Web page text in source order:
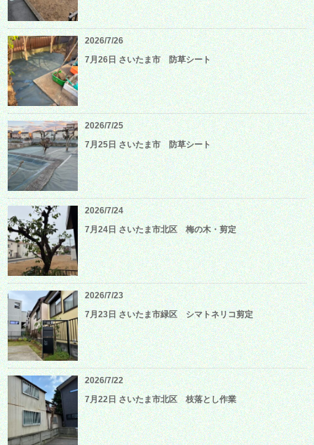
2026/7/26
7月26日 さいたま市 防草シート
2026/7/25
7月25日 さいたま市 防草シート
2026/7/24
7月24日 さいたま市北区 梅の木・剪定
2026/7/23
7月23日 さいたま市緑区 シマトネリコ剪定
2026/7/22
7月22日 さいたま市北区 枝落とし作業